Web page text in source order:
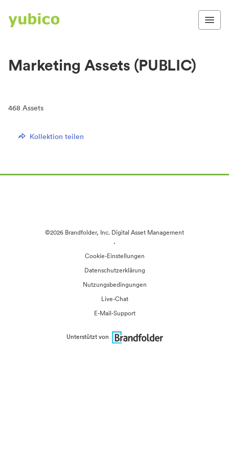
Marketing Assets (PUBLIC)
468 Assets
Kollektion teilen
©2026 Brandfolder, Inc. Digital Asset Management
·
Cookie-Einstellungen
Datenschutzerklärung
Nutzungsbedingungen
Live-Chat
E-Mail-Support
Unterstützt von